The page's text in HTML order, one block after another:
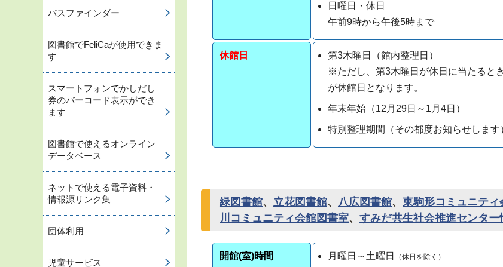
日曜日・休日
午前9時から午後5時まで
休館日
第3木曜日（館内整理日）
※ただし、第3木曜日が休日に当たると
が休館日となります。
年末年始（12月29日～1月4日）
特別整理期間（その都度お知らせします
緑図書館、 立花図書館、 八広図書館、 東駒形コミュニティ
川コミュニティ会館図書室、 すみだ共生社会推進センター
開館(室)時間 月曜日～土曜日 （休日を除く）
パスファインダー
図書館でFeliCaが使用できま
す
スマートフォンでかしだし
券のバーコード表示ができ
ます
図書館で使えるオンライン
データベース
ネットで使える電子資料・
情報源リンク集
団体利用
児童サービス